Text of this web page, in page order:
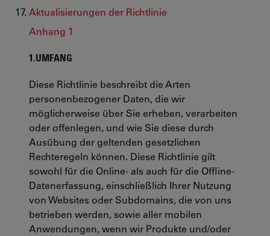
Aktualisierungen der Richtlinie
Anhang 1
1.UMFANG
Diese Richtlinie beschreibt die Arten
personenbezogener Daten, die wir
möglicherweise über Sie erheben, verarbeiten
oder offenlegen, und wie Sie diese durch
Ausübung der geltenden gesetzlichen
Rechteregeln können. Diese Richtlinie gilt
sowohl für die Online- als auch für die Offline-
Datenerfassung, einschließlich Ihrer Nutzung
von Websites oder Subdomains, die von uns
betrieben werden, sowie aller mobilen
Anwendungen, wenn wir Produkte und/oder